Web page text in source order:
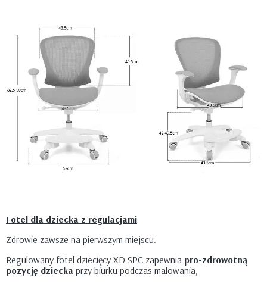
Fotel dla dziecka z regulacjami
Zdrowie zawsze na pierwszym miejscu.
Regulowany fotel dziecięcy XD SPC zapewnia pro-zdrowotną
pozycję dziecka przy biurku podczas malowania,